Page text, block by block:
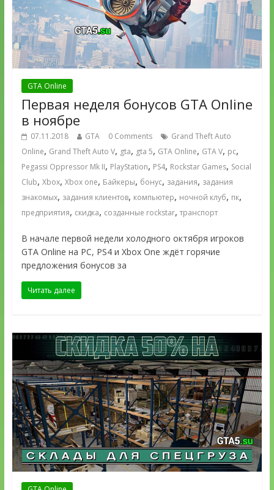
GTA Online
Первая неделя бонусов GTA Online
в ноябре
07.11.2018 GTA 0 Comments
Grand Theft Auto
Online, Grand Theft Auto V, gta, gta 5, GTA Online, GTA V, pc,
Pegassi Oppressor Mk II, PlayStation, PS4, Rockstar Games, Social
Club, Xbox, Xbox one, Байкеры, бонус, задания, задания
знакомых, задания клиентов, компьютер, ночной клуб, пк,
предприятия, скидка, созданные rockstar, транспорт
В начале первой недели холодного октября игроков
GTA Online на PC, PS4 и Xbox One ждёт горячие
предложения бонусов за
Читать далее